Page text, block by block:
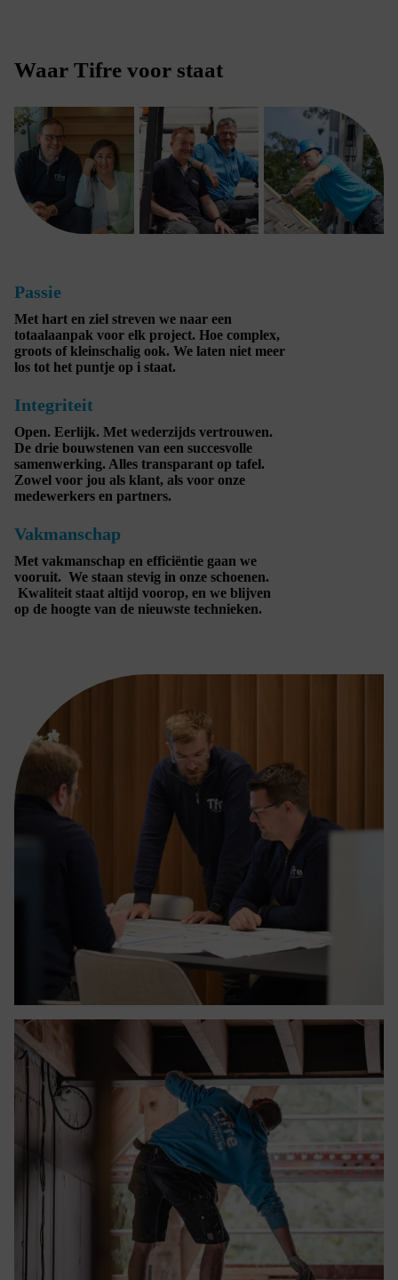
Waar Tifre voor staat
Passie
Met hart en ziel streven we naar een
totaalaanpak voor elk project. Hoe complex,
groots of kleinschalig ook. We laten niet meer
los tot het puntje op i staat.
Integriteit
Open. Eerlijk. Met wederzijds vertrouwen.
De drie bouwstenen van een succesvolle
samenwerking. Alles transparant op tafel.
Zowel voor jou als klant, als voor onze
medewerkers en partners.
Vakmanschap
Met vakmanschap en efficiëntie gaan we
vooruit. We staan stevig in onze schoenen.
Kwaliteit staat altijd voorop, en we blijven
op de hoogte van de nieuwste technieken.